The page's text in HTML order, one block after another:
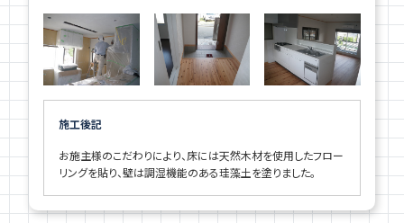
施工後記
お施主様のこだわりにより、床には天然木材を使用したフロー
リングを貼り、壁は調湿機能のある珪藻土を塗りました。